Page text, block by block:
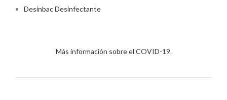
Desinbac Desinfectante
Más información sobre el COVID-19.